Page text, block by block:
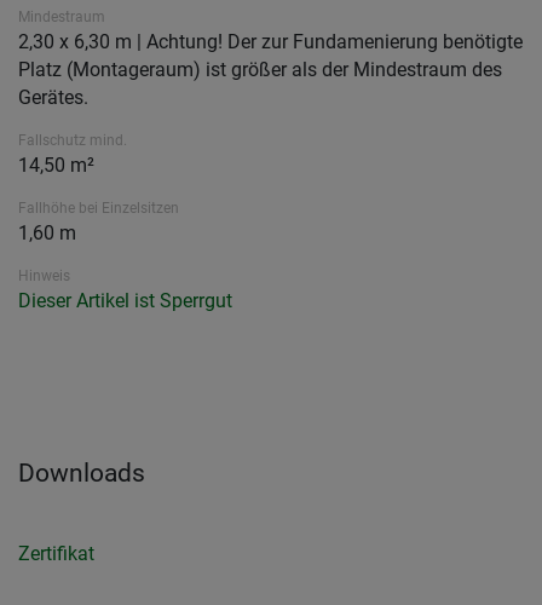
Mindestraum
2,30 x 6,30 m | Achtung! Der zur Fundamenierung benötigte
Platz (Montageraum) ist größer als der Mindestraum des
Gerätes.
Fallschutz mind.
14,50 m²
Fallhöhe bei Einzelsitzen
1,60 m
Hinweis
Dieser Artikel ist Sperrgut
Downloads
Zertifikat